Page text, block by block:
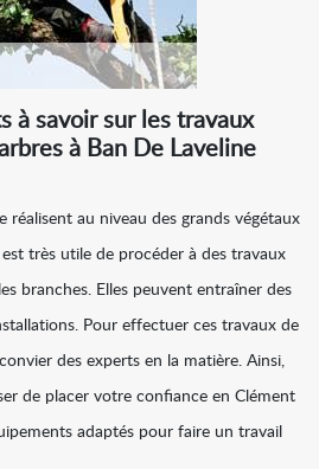
à savoir sur les travaux
à Ban De Laveline
réalisent au niveau des grands végétaux
très utile de procéder à des travaux
branches. Elles peuvent entraîner des
Pour effectuer ces travaux de
des experts en la matière. Ainsi,
de placer votre confiance en Clément
adaptés pour faire un travail